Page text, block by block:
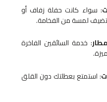
: سواء كانت حفلة زفاف أو
تضيف لمسة من الفخامة.
: خدمة السائقين الفاخرة
: استمتع بعطلتك دون القلق